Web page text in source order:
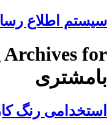
سیستم اطلاع
بامشتری
استخدامی رنگ